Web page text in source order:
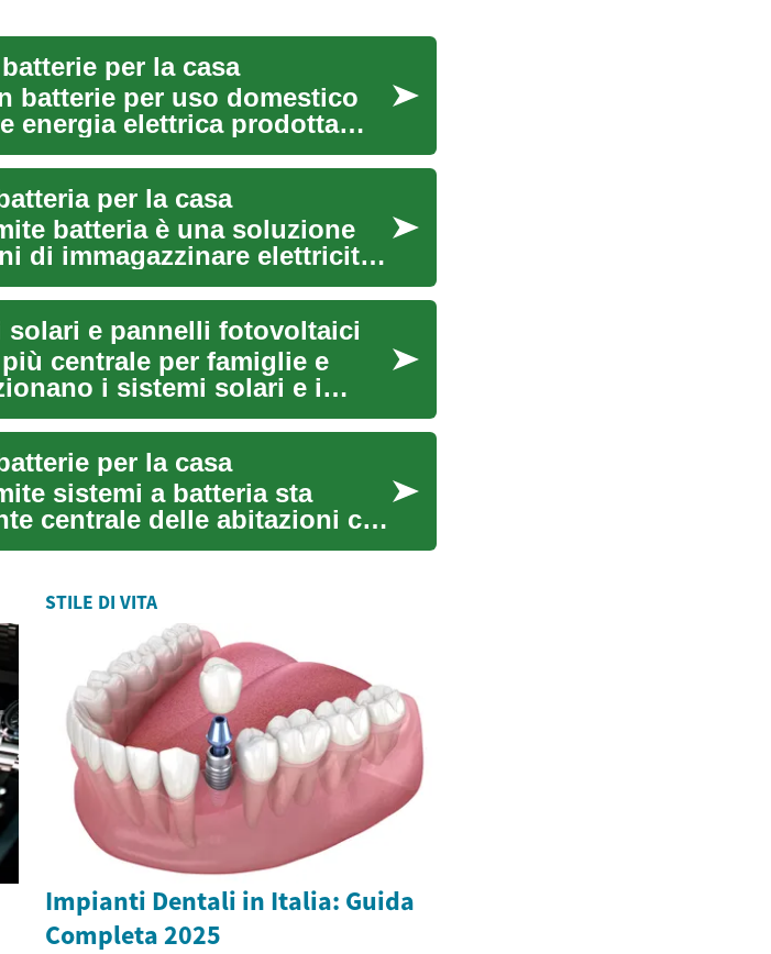
per la casa
batterie per uso domestico
energia elettrica prodotta
per la casa
batteria è una soluzione
di immagazzinare elettricità
solari e pannelli fotovoltaici
centrale per famiglie e
i sistemi solari e i
per la casa
sistemi a batteria sta
centrale delle abitazioni che
STILE DI VITA
Impianti Dentali in Italia: Guida
Completa 2025